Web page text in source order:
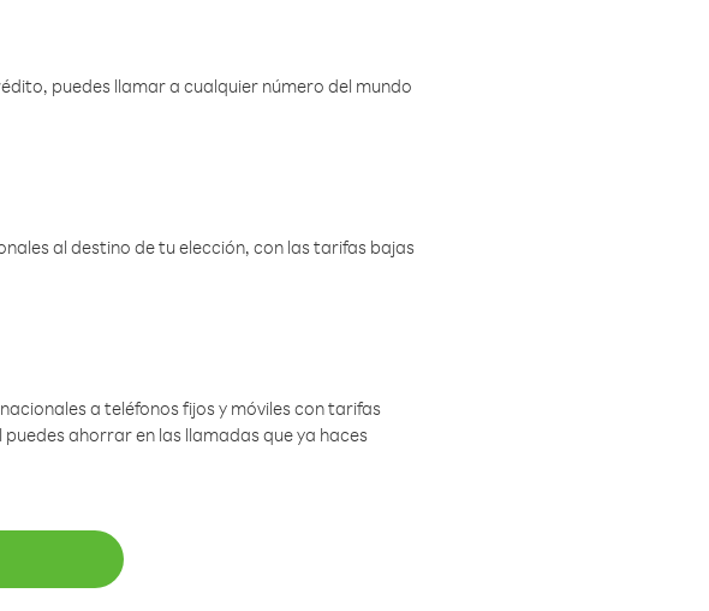
puedes llamar a cualquier número del mundo
al destino de tu elección, con las tarifas bajas
a teléfonos fijos y móviles con tarifas
ahorrar en las llamadas que ya haces